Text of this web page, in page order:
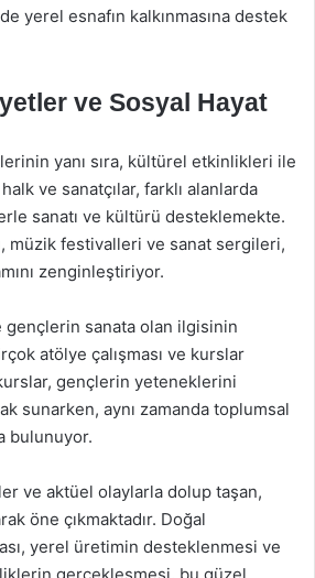
yerel esnafın kalkınmasına destek
ve Sosyal Hayat
yanı sıra, kültürel etkinlikleri ile
ve sanatçılar, farklı alanlarda
sanatı ve kültürü desteklemekte.
müzik festivalleri ve sanat sergileri,
zenginleştiriyor.
gençlerin sanata olan ilgisinin
atölye çalışması ve kurslar
gençlerin yeteneklerini
sunarken, aynı zamanda toplumsal
bulunuyor.
ve aktüel olaylarla dolup taşan,
öne çıkmaktadır. Doğal
yerel üretimin desteklenmesi ve